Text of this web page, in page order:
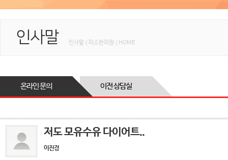
인사말 인사말 < 미소한의원 < HOME
온라인 문의 이전 상담실
저도 모유수유 다이어트..
이진경